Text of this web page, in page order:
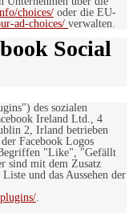
choices/ oder die EU-
ad-choices/ verwalten.
Social
des sozialen
Ireland Ltd., 4
2, Irland betrieben
Facebook Logos
"Like", "Gefällt
sind mit dem Zusatz
und das Aussehen der
.